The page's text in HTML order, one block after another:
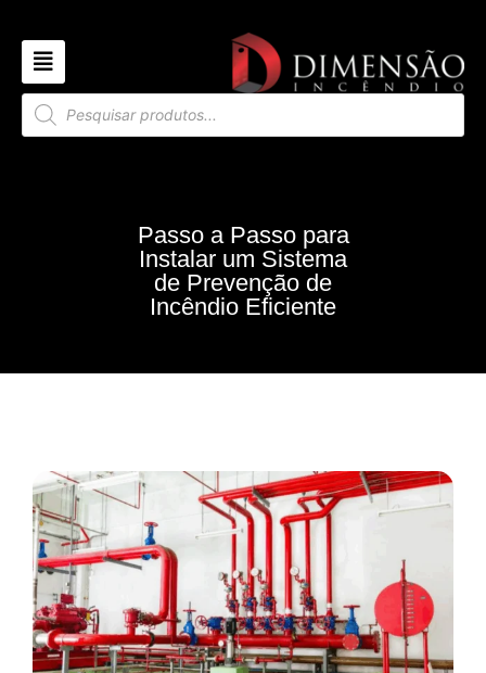
Passo a Passo para
Instalar um Sistema
de Prevenção de
Incêndio Eficiente